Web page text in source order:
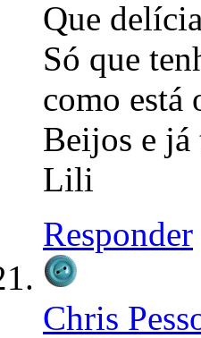
Que
Só que
como está
Beijos e
Lili
Responder
Chris